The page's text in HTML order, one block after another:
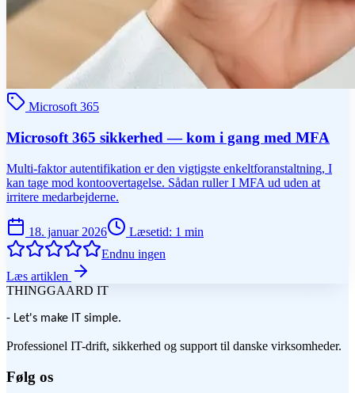
Microsoft 365
Microsoft 365 sikkerhed — kom i gang med MFA
Multi-faktor autentifikation er den vigtigste enkeltforanstaltning, I
kan tage mod kontoovertagelse. Sådan ruller I MFA ud uden at
irritere medarbejderne.
18. januar 2026 Læsetid: 1 min
Endnu ingen
Læs artiklen
THINGGAARD IT
- Let's make IT simple.
Professionel IT-drift, sikkerhed og support til danske virksomheder.
Følg os